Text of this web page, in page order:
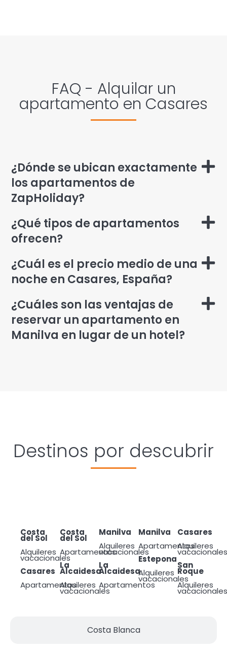
FAQ - Alquilar un
apartamento en Casares
¿Dónde se ubican exactamente
los apartamentos de
ZapHoliday?
¿Qué tipos de apartamentos
ofrecen?
¿Cuál es el precio medio de una
noche en Casares, España?
¿Cuáles son las ventajas de
reservar un apartamento en
Manilva en lugar de un hotel?
Destinos por descubrir
Costa Blanca
Costa
del Sol
Alquileres
vacacionales
Casares
Apartamentos
Costa
del Sol
Apartamentos
La
Alcaidesa
Alquileres
vacacionales
Manilva
Alquileres
vacacionales
La
Alcaidesa
Apartamentos
Manilva
Apartamentos
Estepona
Alquileres
vacacionales
Casares
Alquileres
San
Roque
Alquileres